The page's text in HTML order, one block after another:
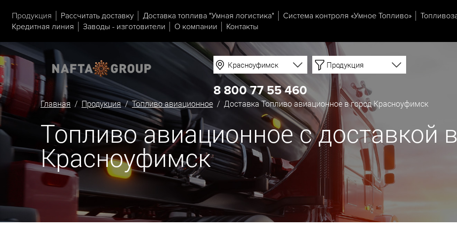
Продукция Рассчитать доставку Доставка топлива "Умная логистика" Система контроля «Умное Топливо»
Кредитная линия
Заводы - изготовители О компании Контакты
Красноуфимск Продукция
8 800 77 55 460
Главная / Продукция/Топливо авиационное / Доставка Топливо авиационное в город Красноуфимск
Топливо авиационное с доставкой
Красноуфимск